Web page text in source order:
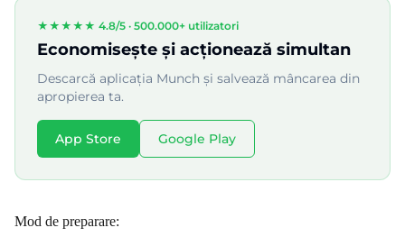
★★★★★ 4.8/5 · 500.000+ utilizatori
Economisește și acționează simultan
Descarcă aplicația Munch și salvează mâncarea din
apropierea ta.
App Store Google Play
Mod de preparare: